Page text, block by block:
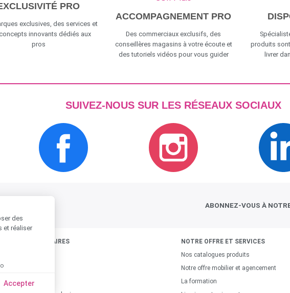
PRO
exclusives, des services et
innovants dédiés aux
pros
ACCOMPAGNEMENT PRO
Des commerciaux exclusifs, des
conseillères magasins à votre écoute et
des tutoriels vidéos pour vous guider
produits
livrer
SUIVEZ-NOUS SUR LES RÉSEAUX SOCIAUX
ABONNEZ-VOUS À
NOS PARTENAIRES
Logiciel Noa
NOTRE OFFRE ET SERVICES
Nos catalogues produits
Notre offre mobilier et agencement
La formation